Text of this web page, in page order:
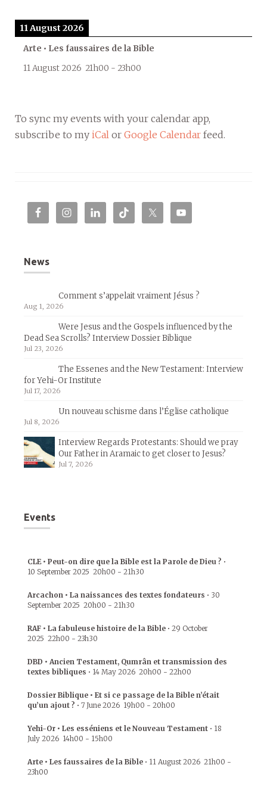
11 August 2026
Arte • Les faussaires de la Bible
11 August 2026 21h00 - 23h00
To sync my events with your calendar app,
subscribe to my iCal or Google Calendar feed.
News
Comment s’appelait vraiment Jésus ?
Aug 1, 2026
Were Jesus and the Gospels influenced by the
Dead Sea Scrolls? Interview Dossier Biblique
Jul 23, 2026
The Essenes and the New Testament: Interview
for Yehi-Or Institute
Jul 17, 2026
Un nouveau schisme dans l’Église catholique
Jul 8, 2026
Interview Regards Protestants: Should we pray
Our Father in Aramaic to get closer to Jesus?
Jul 7, 2026
Events
CLE • Peut-on dire que la Bible est la Parole de Dieu ? •
10 September 2025 20h00 - 21h30
Arcachon • La naissances des textes fondateurs • 30
September 2025 20h00 - 21h30
RAF • La fabuleuse histoire de la Bible • 29 October
2025 22h00 - 23h30
DBD • Ancien Testament, Qumrân et transmission des
textes bibliques • 14 May 2026 20h00 - 22h00
Dossier Biblique • Et si ce passage de la Bible n’était
qu’un ajout ? • 7 June 2026 19h00 - 20h00
Yehi-Or • Les esséniens et le Nouveau Testament • 18
July 2026 14h00 - 15h00
Arte • Les faussaires de la Bible • 11 August 2026 21h00 -
23h00